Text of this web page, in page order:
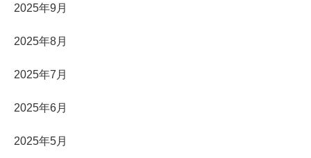
2025年9月
2025年8月
2025年7月
2025年6月
2025年5月